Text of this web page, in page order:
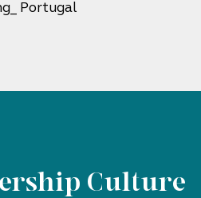
Portugal
Culture